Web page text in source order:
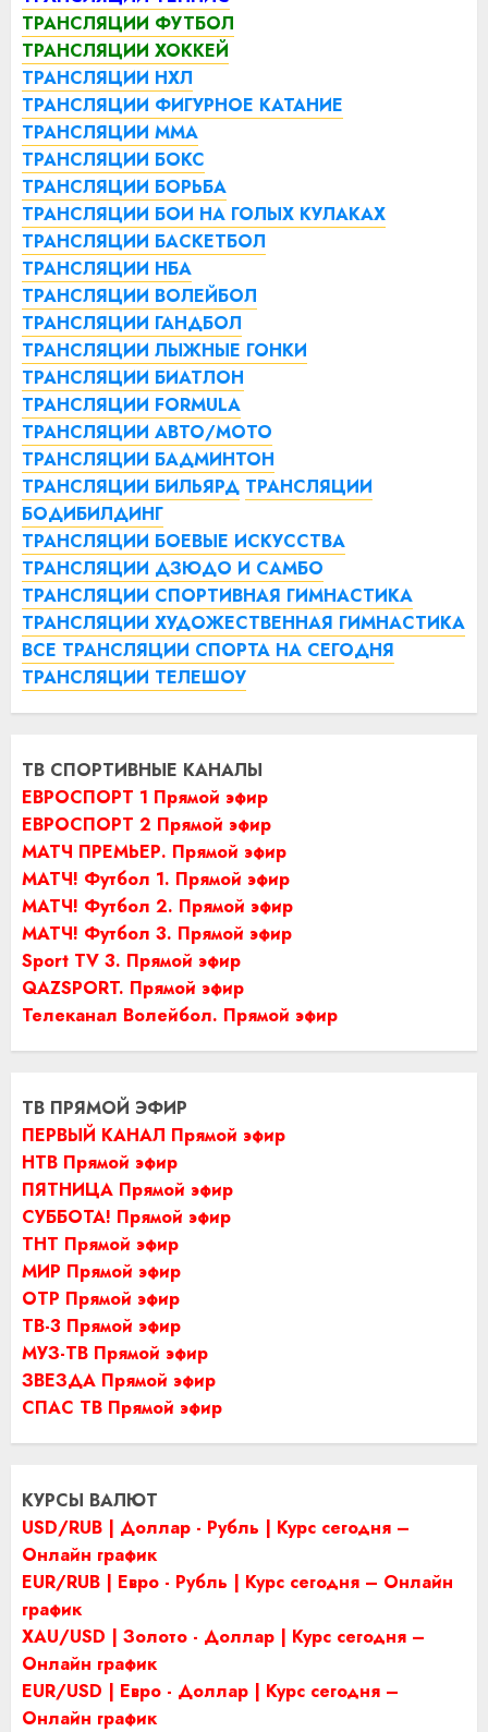
ТРАНСЛЯЦИИ ФУТБОЛ
ТРАНСЛЯЦИИ ХОККЕЙ
ТРАНСЛЯЦИИ НХЛ
ТРАНСЛЯЦИИ ФИГУРНОЕ КАТАНИЕ
ТРАНСЛЯЦИИ ММА
ТРАНСЛЯЦИИ БОКС
ТРАНСЛЯЦИИ БОРЬБА
ТРАНСЛЯЦИИ БОИ НА ГОЛЫХ КУЛАКАХ
ТРАНСЛЯЦИИ БАСКЕТБОЛ
ТРАНСЛЯЦИИ НБА
ТРАНСЛЯЦИИ ВОЛЕЙБОЛ
ТРАНСЛЯЦИИ ГАНДБОЛ
ТРАНСЛЯЦИИ ЛЫЖНЫЕ ГОНКИ
ТРАНСЛЯЦИИ БИАТЛОН
ТРАНСЛЯЦИИ FORMULA
ТРАНСЛЯЦИИ АВТО/МОТО
ТРАНСЛЯЦИИ БАДМИНТОН
ТРАНСЛЯЦИИ БИЛЬЯРД ТРАНСЛЯЦИИ
БОДИБИЛДИНГ
ТРАНСЛЯЦИИ БОЕВЫЕ ИСКУССТВА
ТРАНСЛЯЦИИ ДЗЮДО И САМБО
ТРАНСЛЯЦИИ СПОРТИВНАЯ ГИМНАСТИКА
ТРАНСЛЯЦИИ ХУДОЖЕСТВЕННАЯ ГИМНАСТИКА
ВСЕ ТРАНСЛЯЦИИ СПОРТА НА СЕГОДНЯ
ТРАНСЛЯЦИИ ТЕЛЕШОУ
ТВ СПОРТИВНЫЕ КАНАЛЫ
ЕВРОСПОРТ 1 Прямой эфир
ЕВРОСПОРТ 2 Прямой эфир
МАТЧ ПРЕМЬЕР. Прямой эфир
МАТЧ! Футбол 1. Прямой эфир
МАТЧ! Футбол 2. Прямой эфир
МАТЧ! Футбол 3. Прямой эфир
Sport TV 3. Прямой эфир
QAZSPORT. Прямой эфир
Телеканал Волейбол. Прямой эфир
ТВ ПРЯМОЙ ЭФИР
ПЕРВЫЙ КАНАЛ Прямой эфир
НТВ Прямой эфир
ПЯТНИЦА Прямой эфир
СУББОТА! Прямой эфир
ТНТ Прямой эфир
МИР Прямой эфир
ОТР Прямой эфир
ТВ-3 Прямой эфир
МУЗ-ТВ Прямой эфир
ЗВЕЗДА Прямой эфир
СПАС ТВ Прямой эфир
КУРСЫ ВАЛЮТ
USD/RUB | Доллар - Рубль | Курс сегодня –
Онлайн график
EUR/RUB | Евро - Рубль | Курс сегодня – Онлайн
график
XAU/USD | Золото - Доллар | Курс сегодня –
Онлайн график
EUR/USD | Евро - Доллар | Курс сегодня –
Онлайн график